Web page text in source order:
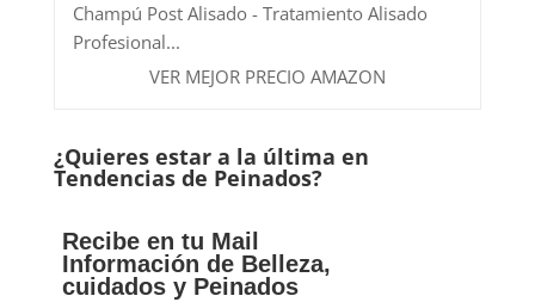
Champú Post Alisado - Tratamiento Alisado
Profesional...
VER MEJOR PRECIO AMAZON
¿Quieres estar a la última en
Tendencias de Peinados?
Recibe en tu Mail
Información de Belleza,
cuidados y Peinados